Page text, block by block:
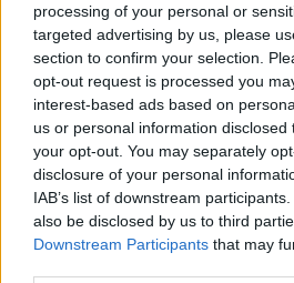
processing of your personal or
targeted advertising by us, please
section to confirm your selection.
opt-out request is processed you
interest-based ads based on
us or personal information
your opt-out. You may separately
disclosure of your personal
IAB’s list of downstream
also be disclosed by us to third
Downstream Participants that may